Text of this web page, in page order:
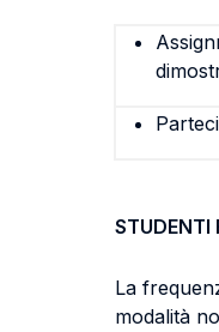
STUDENTI
La
modalità